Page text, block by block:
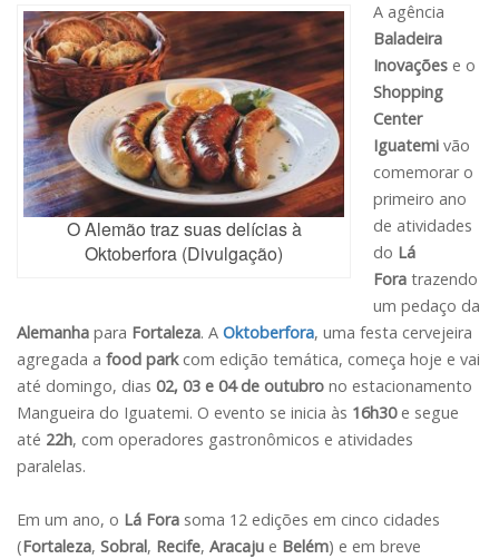
O Alemão traz suas delícias à
Oktoberfora (Divulgação)
A agência
Baladeira
Inovações e o
Shopping
Center
Iguatemi vão
comemorar o
primeiro ano
de atividades
do Lá
Fora trazendo
um pedaço da
Alemanha para Fortaleza. A Oktoberfora, uma festa cervejeira
agregada a food parkcom edição temática, começa hoje e vai
até domingo, dias 02, 03 e 04 de outubro no estacionamento
Mangueira do Iguatemi. O evento se inicia às 16h30e segue
até 22h, com operadores gastronômicos e atividades
paralelas.
Em um ano, o Lá Fora soma 12 edições em cinco cidades
(Fortaleza, Sobral, Recife, Aracaju e Belém) e em breve